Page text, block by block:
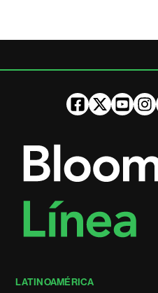
LATINOAMÉRICA